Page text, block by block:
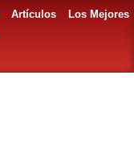
Artículos
Los Mejores